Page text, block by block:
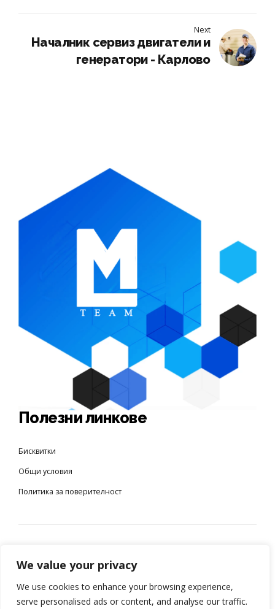
We value your privacy
We use cookies to enhance your browsing experience,
serve personalised ads or content, and analyse our traffic.
Next
Началник сервиз двигатели и
генератори - Карлово
Полезни линкове
Бисквитки
Общи условия
Пoлитика за поверителност